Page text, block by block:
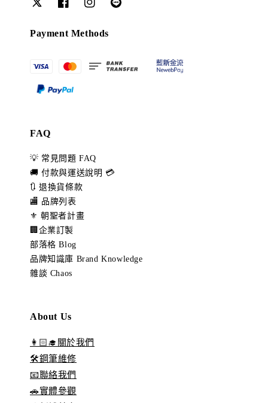
Payment Methods
FAQ
💡 常見問題 FAQ
🚚 付款與運送說明 💳
🔃 退換貨條款
🏬 品牌列表
⚜️ 朝聖者計畫
🏢企業訂製
部落格 Blog
品牌知識庫 Brand Knowledge
雜談 Chaos
About Us
👩🏻‍🎓關於我們
🛠️鋼筆維修
📧聯絡我們
🚗實體參觀